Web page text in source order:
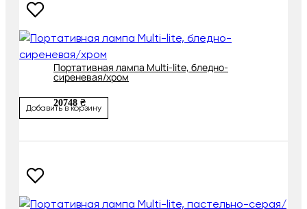
Портативная лампа Multi-lite, бледно-
сиреневая/хром
20748 ₴
Добавить в корзину